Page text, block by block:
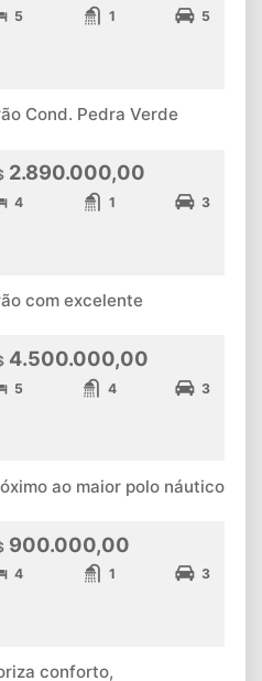
5 1 5
Cond. Pedra Verde
2.890.000,00
4 1 3
com excelente
4.500.000,00
5 4 3
ao maior polo náutico
900.000,00
4 1 3
conforto,